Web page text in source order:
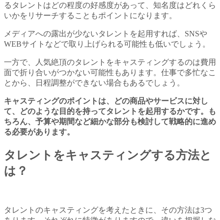
るタレントはどの程度の好感度があって、知名度はどれくら
いかをリサーチすることもポイントになります。
メディアへの露出が少ないタレントを起用すれば、SNSや
WEBサイトなどで取り上げられる可能性も低いでしょう。
一方で、人気絶頂のタレントをキャスティングするのは費用
面で折り合いがつかない可能性もあります。仕事で多忙なこ
とから、日程調整ができない場合もあるでしょう。
キャスティングのポイントは、どの商品やサービスに対し
て、どのような目的を持ってタレントを起用するかです。も
ちろん、予算や期間など細かな部分も検討して戦略的に進め
る必要があります。
タレントをキャスティングする方法と
は？
タレントのキャスティングを考えたときに、その方法は3つ